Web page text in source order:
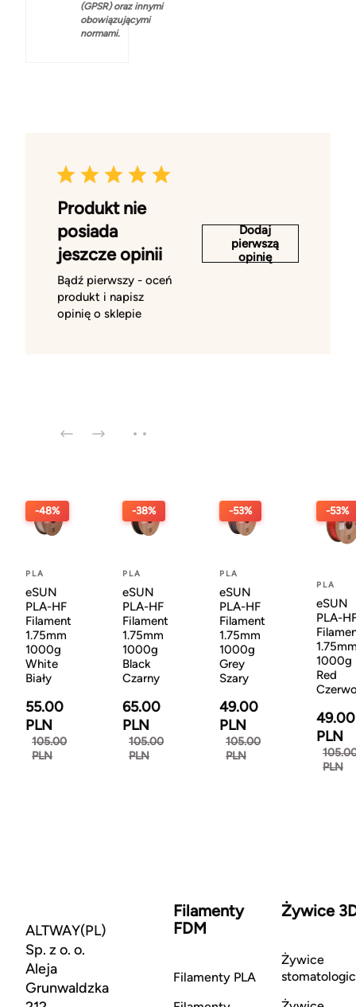
(GPSR) oraz innymi
obowiązującymi
normami.
Produkt nie
posiada
jeszcze opinii
Bądź pierwszy - oceń
produkt i napisz
opinię o sklepie
Dodaj
pierwszą
opinię
-48%
PLA
eSUN
PLA-HF
Filament
1.75mm
1000g
White
Biały
55.00
PLN
105.00
PLN
-38%
PLA
eSUN
PLA-HF
Filament
1.75mm
1000g
Black
Czarny
65.00
PLN
105.00
PLN
-53%
PLA
eSUN
PLA-HF
Filament
1.75mm
1000g
Grey
Szary
49.00
PLN
105.00
PLN
-53%
PLA
eSUN
PLA-
1000g
Red
49.00
PLN
PLN
ALTWAY(PL)
Sp. z o. o.
Aleja
Grunwaldzka
Filamenty
FDM
Filamenty PLA
Żywice
Żywice